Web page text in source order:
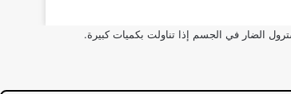
الضار في الجسم إذا تناولت بكميات كبيرة.